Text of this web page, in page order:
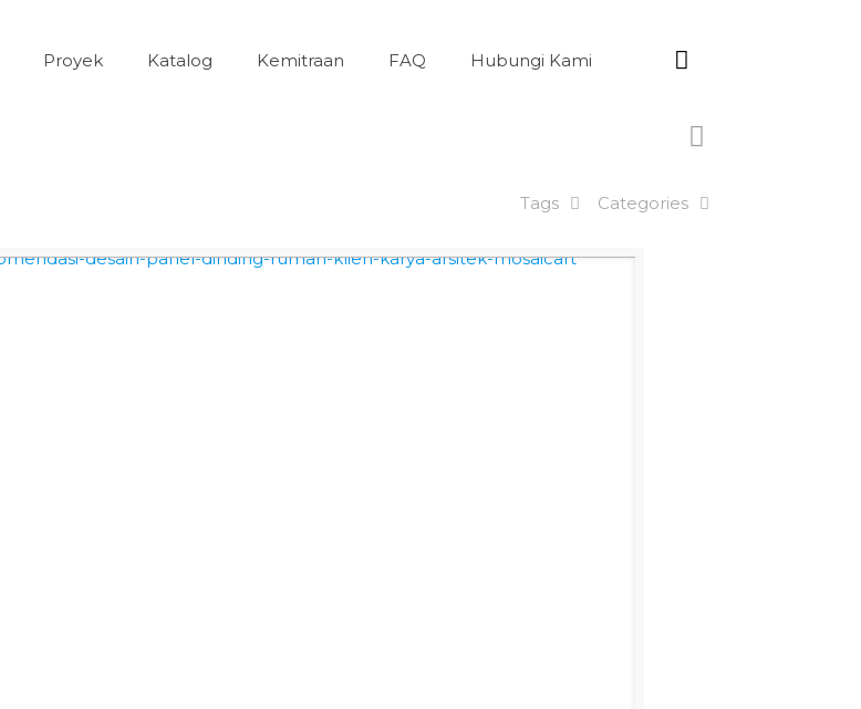
Proyek Katalog Kemitraan FAQ Hubungi Kami
Categories
Tags